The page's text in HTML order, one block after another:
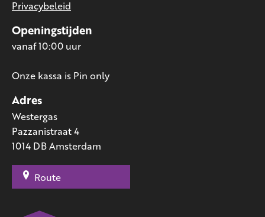
Adres
Westergas
Pazzanistraat 4
1014 DB Amsterdam
Route
Openingstijden
vanaf 10:00 uur
Onze kassa is Pin only
Privacybeleid